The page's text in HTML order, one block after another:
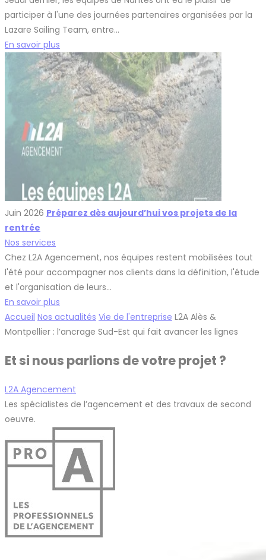
participer à l'une des journées partenaires organisées par la
Lazare Sailing Team, entre…
En savoir plus
Juin 2026 Préparez dès aujourd’hui vos projets de la
rentrée
Nos services
Chez L2A Agencement, nos équipes restent mobilisées tout
l'été pour accompagner nos clients dans la définition, l'étude
et l'organisation de leurs…
En savoir plus
Accueil Nos actualités Vie de l'entreprise L2A Alès &
Montpellier : l’ancrage Sud-Est qui fait avancer les lignes
Et si nous parlions de votre projet ?
L2A Agencement
Les spécialistes de l’agencement et des travaux de second
oeuvre.